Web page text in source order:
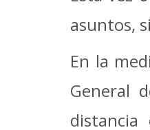
asuntos,
En la
General